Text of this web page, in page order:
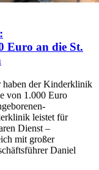
Euro an die St.
haben der Kinderklinik
von 1.000 Euro
leistet für
Dienst –
mit großer
Daniel